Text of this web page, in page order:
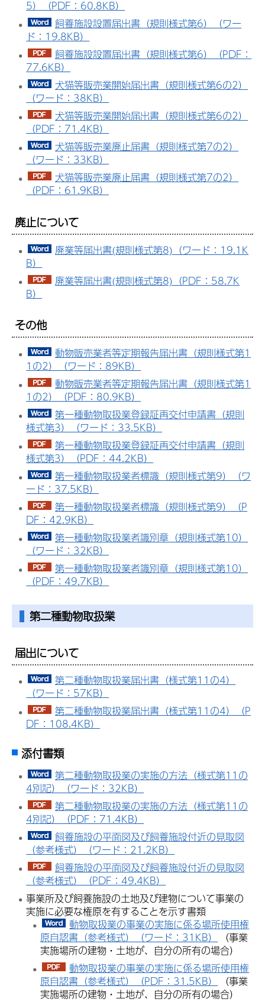
5）（PDF：60.8KB）
飼養施設設置届出書（規則様式第6）（ワー
ド：19.8KB）
飼養施設設置届出書（規則様式第6）（PDF：
77.6KB）
犬猫等販売業開始届出書（規則様式第6の2）
（ワード：38KB）
犬猫等販売業開始届出書（規則様式第6の2）
（PDF：71.4KB）
犬猫等販売業廃止届書（規則様式第7の2）
（ワード：33KB）
犬猫等販売業廃止届書（規則様式第7の2）
（PDF：61.9KB）
廃止について
廃業等届出書(規則様式第8)（ワード：19.1K
B）
廃業等届出書(規則様式第8)（PDF：58.7K
B）
その他
動物販売業者等定期報告届出書（規則様式第1
1の2）（ワード：89KB）
動物販売業者等定期報告届出書（規則様式第1
1の2）（PDF：80.9KB）
第一種動物取扱業登録証再交付申請書（規則
様式第3）（ワード：33.5KB）
第一種動物取扱業登録証再交付申請書（規則
様式第3）（PDF：44.2KB）
第一種動物取扱業者標識（規則様式第9）（ワ
ード：37.5KB）
第一種動物取扱業者標識（規則様式第9）（P
DF：42.9KB）
第一種動物取扱業者識別章（規則様式第10）
（ワード：32KB）
第一種動物取扱業者識別章（規則様式第10）
（PDF：49.7KB）
第二種動物取扱業
届出について
第二種動物取扱業届出書（様式第11の4）
（ワード：57KB）
第二種動物取扱業届出書（様式第11の4）（P
DF：108.4KB）
添付書類
第二種動物取扱業の実施の方法（様式第11の
4別記）（ワード：32KB）
第二種動物取扱業の実施の方法（様式第11の
4別記）（PDF：71.4KB）
飼養施設の平面図及び飼養施設付近の見取図
（参考様式）（ワード：21.2KB）
飼養施設の平面図及び飼養施設付近の見取図
（参考様式）（PDF：49.4KB）
事業所及び飼養施設の土地及び建物について事業の
実施に必要な権原を有することを示す書類
動物取扱業の事業の実施に係る場所使用権
原自認書（参考様式）（ワード：31KB）
（事業
実施場所の建物・土地が、自分の所有の場合）
動物取扱業の事業の実施に係る場所使用権
原自認書（参考様式）（PDF：31.5KB）
（事業
実施場所の建物・土地が、自分の所有の場合）